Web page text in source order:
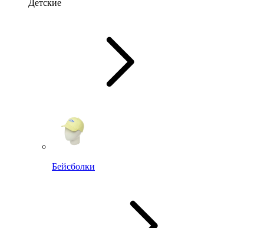
Детские
Бейсболки